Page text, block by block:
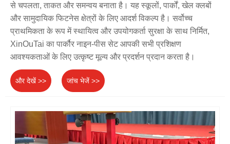
से चपलता, ताकत और समन्वय बनाता है। यह स्कूलों, पार्कों, खेल क्लबों
और सामुदायिक फिटनेस क्षेत्रों के लिए आदर्श विकल्प है। सर्वोच्च
प्राथमिकता के रूप में स्थायित्व और उपयोगकर्ता सुरक्षा के साथ निर्मित,
XinOuTai का पार्कौर नाइन-पीस सेट आपकी सभी प्रशिक्षण
आवश्यकताओं के लिए उत्कृष्ट मूल्य और प्रदर्शन प्रदान करता है।
और देखें >> जांच भेजें >>